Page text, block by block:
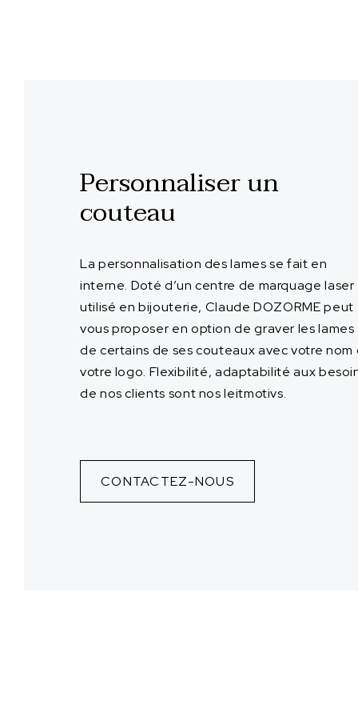
Personnaliser un
couteau
La personnalisation des lames se fait en
interne. Doté d’un centre de marquage laser
utilisé en bijouterie, Claude DOZORME peut
vous proposer en option de graver les lames
de certains de ses couteaux avec votre nom
votre logo. Flexibilité, adaptabilité aux
de nos clients sont nos leitmotivs.
CONTACTEZ-NOUS